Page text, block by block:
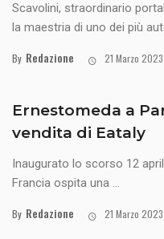
Scavolini, straordinario
la maestria di uno dei più
By Redazione 21 Marzo 2023
Ernestomeda a
vendita di Eataly
Inaugurato lo scorso 12
Francia ospita una ...
By Redazione 21 Marzo 2023